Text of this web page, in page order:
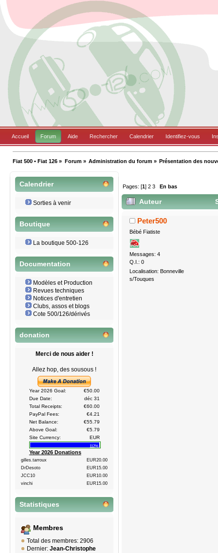
Accueil Forum Aide Rechercher Calendrier Identifiez-vous
Fiat 500 • Fiat 126 » Forum» Administration du forum» Présentation des
Calendrier
Sorties à venir
Boutique
La boutique 500-126
Documentation
Modèles et Production
Revues techniques
Notices d'entretien
Clubs, assos et blogs
Cote 500/126/dérivés
donation
Merci de nous aider !
Allez hop, des sousous !
Year 2026 Goal:
€50.00
Due Date:
déc 31
Total Receipts:
€60.00
PayPal Fees:
€4.21
Net Balance:
€55.79
Above Goal:
€5.79
Site Currency:
EUR
112%
Year 2026 Donations
gilles.tarroux
EUR20.00
DrDesoto
EUR15.00
JCC10
EUR10.00
vinchi
EUR15.00
Statistiques
Membres
Total des membres: 2906
Dernier: Jean-Christophe
Pages: [1]2 3 En bas
Auteur
Peter500
Bébé Fiatiste
Messages: 4
Q.I.: 0
Localisation: Bonneville
s/Touques